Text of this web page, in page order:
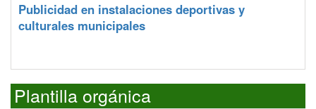
Publicidad en instalaciones deportivas y
culturales municipales
Plantilla orgánica